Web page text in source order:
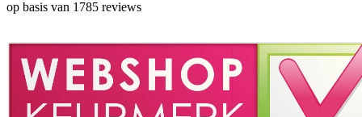
op basis van 1785 reviews